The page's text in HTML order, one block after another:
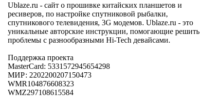
Ublaze.ru - сайт о прошивке китайских планшетов и
ресиверов, по настройке спутниковой рыбалки,
спутникового телевидения, 3G модемов. Ublaze.ru - это
уникальные авторские инструкции, помогающие решить
проблемы с разнообразными Hi-Tech девайсами.
Поддержка проекта
MasterCard: 5331572945654298
МИР: 2202200207150473
WMR104876608323
WMZ297108615584